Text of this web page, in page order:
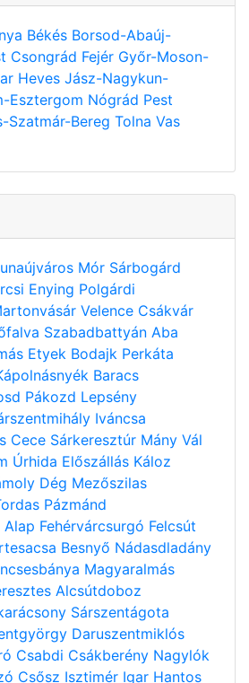
Békés Borsod-Abaúj-
Csongrád Fejér Győr-Moson-
Heves Jász-Nagykun-
Esztergom Nógrád Pest
Szatmár-Bereg Tolna Vas
Mór Sárbogárd
Enying Polgárdi
Velence Csákvár
Szabadbattyán Aba
Etyek Bodajk Perkáta
Baracs
Pákozd Lepsény
Iváncsa
Cece Sárkeresztúr Mány Vál
Úrhida Előszállás Káloz
Dég Mezőszilas
Pázmánd
Alap Fehérvárcsurgó Felcsút
Besnyő Nádasdladány
Magyaralmás
Alcsútdoboz
Sárszentágota
Daruszentmiklós
Csabdi Csákberény Nagylók
Csősz Isztimér Igar Hantos